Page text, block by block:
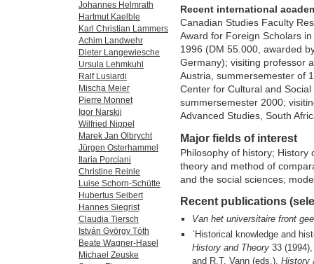
Johannes Helmrath
Hartmut Kaelble
Karl Christian Lammers
Achim Landwehr
Dieter Langewiesche
Ursula Lehmkuhl
Ralf Lusiardi
Mischa Meier
Pierre Monnet
Igor Narskij
Wilfried Nippel
Marek Jan Olbrycht
Jürgen Osterhammel
Ilaria Porciani
Christine Reinle
Luise Schorn-Schütte
Hubertus Seibert
Hannes Siegrist
Claudia Tiersch
István György Tóth
Beate Wagner-Hasel
Michael Zeuske
Recent international
Canadian Studies Faculty
Award for Foreign Scholars
1996 (DM 55.000, awarded
Germany); visiting professor
Austria, summersemester of
Center for Cultural and
summersemester 2000;
Advanced Studies, South
Major fields of interest
Philosophy of history;
theory and method of
and the social sciences;
Recent publications
Van het universitaire front
`Historical knowledge and
History and Theory33 (1994),
and R.T. Vann (eds.), History